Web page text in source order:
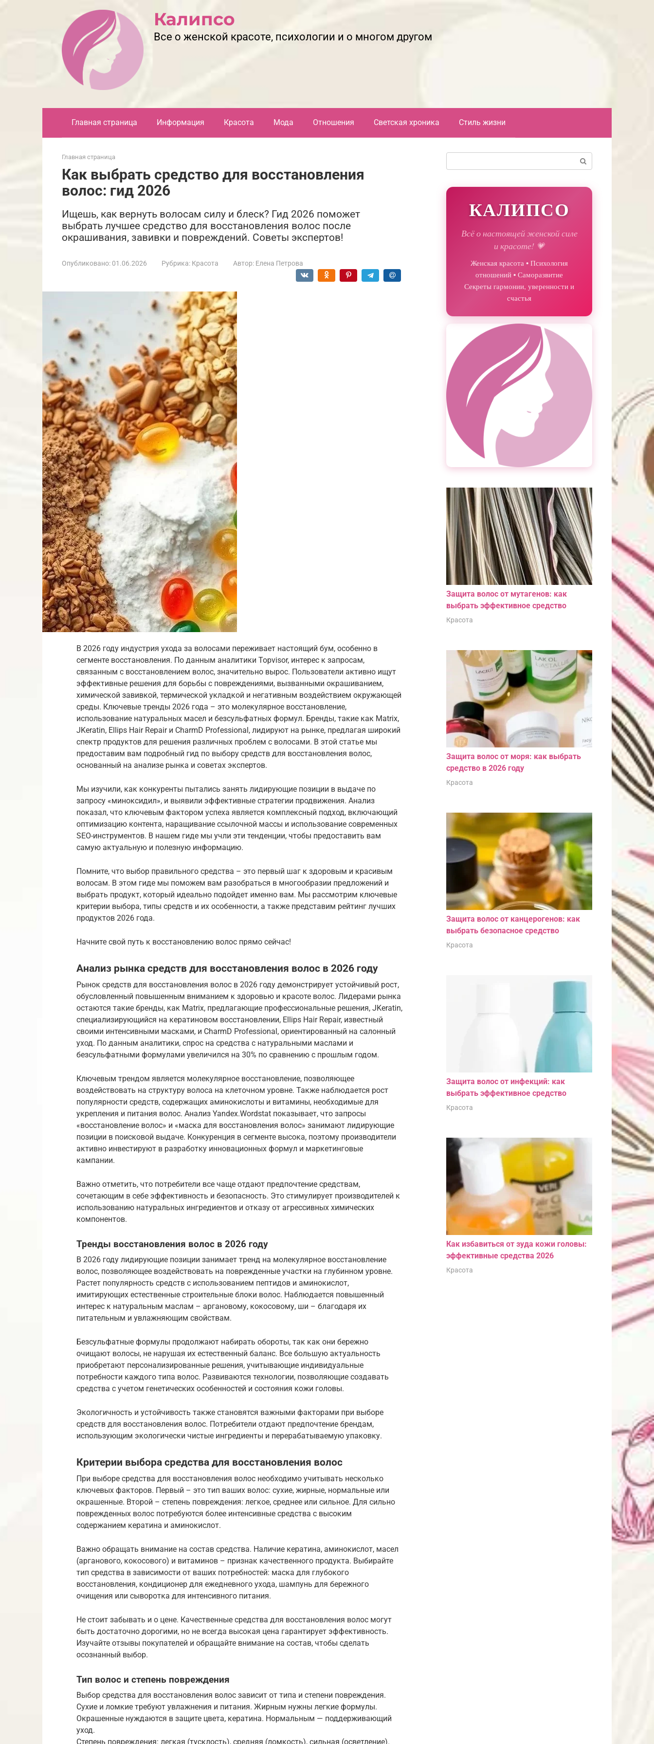
Калипсо
Все о женской красоте, психологии и о многом другом
Главная страница Информация Красота Мода Отношения Светская хроника Стиль жизни
Главная страница
Как выбрать средство для восстановления
волос: гид 2026
Ищешь, как вернуть волосам силу и блеск? Гид 2026 поможет
выбрать лучшее средство для восстановления волос после
окрашивания, завивки и повреждений. Советы экспертов!
Опубликовано: 01.06.2026 Рубрика: Красота Автор: Елена Петрова
В 2026 году индустрия ухода за волосами переживает настоящий бум, особенно в
сегменте восстановления. По данным аналитики Topvisor, интерес к запросам,
связанным с восстановлением волос, значительно вырос. Пользователи активно ищут
эффективные решения для борьбы с повреждениями, вызванными окрашиванием,
химической завивкой, термической укладкой и негативным воздействием окружающей
среды. Ключевые тренды 2026 года – это молекулярное восстановление,
использование натуральных масел и безсульфатных формул. Бренды, такие как Matrix,
JKeratin, Ellips Hair Repair и CharmD Professional, лидируют на рынке, предлагая широкий
спектр продуктов для решения различных проблем с волосами. В этой статье мы
предоставим вам подробный гид по выбору средств для восстановления волос,
основанный на анализе рынка и советах экспертов.
Мы изучили, как конкуренты пытались занять лидирующие позиции в выдаче по
запросу «миноксидил», и выявили эффективные стратегии продвижения. Анализ
показал, что ключевым фактором успеха является комплексный подход, включающий
оптимизацию контента, наращивание ссылочной массы и использование современных
SEO-инструментов. В нашем гиде мы учли эти тенденции, чтобы предоставить вам
самую актуальную и полезную информацию.
Помните, что выбор правильного средства – это первый шаг к здоровым и красивым
волосам. В этом гиде мы поможем вам разобраться в многообразии предложений и
выбрать продукт, который идеально подойдет именно вам. Мы рассмотрим ключевые
критерии выбора, типы средств и их особенности, а также представим рейтинг лучших
продуктов 2026 года.
Начните свой путь к восстановлению волос прямо сейчас!
Анализ рынка средств для восстановления волос в 2026 году
Рынок средств для восстановления волос в 2026 году демонстрирует устойчивый рост,
обусловленный повышенным вниманием к здоровью и красоте волос. Лидерами рынка
остаются такие бренды, как Matrix, предлагающие профессиональные решения, JKeratin,
специализирующийся на кератиновом восстановлении, Ellips Hair Repair, известный
своими интенсивными масками, и CharmD Professional, ориентированный на салонный
уход. По данным аналитики, спрос на средства с натуральными маслами и
безсульфатными формулами увеличился на 30% по сравнению с прошлым годом.
Ключевым трендом является молекулярное восстановление, позволяющее
воздействовать на структуру волоса на клеточном уровне. Также наблюдается рост
популярности средств, содержащих аминокислоты и витамины, необходимые для
укрепления и питания волос. Анализ Yandex.Wordstat показывает, что запросы
«восстановление волос» и «маска для восстановления волос» занимают лидирующие
позиции в поисковой выдаче. Конкуренция в сегменте высока, поэтому производители
активно инвестируют в разработку инновационных формул и маркетинговые
кампании.
Важно отметить, что потребители все чаще отдают предпочтение средствам,
сочетающим в себе эффективность и безопасность. Это стимулирует производителей к
использованию натуральных ингредиентов и отказу от агрессивных химических
компонентов.
Тренды восстановления волос в 2026 году
В 2026 году лидирующие позиции занимает тренд на молекулярное восстановление
волос, позволяющее воздействовать на поврежденные участки на глубинном уровне.
Растет популярность средств с использованием пептидов и аминокислот,
имитирующих естественные строительные блоки волос. Наблюдается повышенный
интерес к натуральным маслам – аргановому, кокосовому, ши – благодаря их
питательным и увлажняющим свойствам.
Безсульфатные формулы продолжают набирать обороты, так как они бережно
очищают волосы, не нарушая их естественный баланс. Все большую актуальность
приобретают персонализированные решения, учитывающие индивидуальные
потребности каждого типа волос. Развиваются технологии, позволяющие создавать
средства с учетом генетических особенностей и состояния кожи головы.
Экологичность и устойчивость также становятся важными факторами при выборе
средств для восстановления волос. Потребители отдают предпочтение брендам,
использующим экологически чистые ингредиенты и перерабатываемую упаковку.
Критерии выбора средства для восстановления волос
При выборе средства для восстановления волос необходимо учитывать несколько
ключевых факторов. Первый – это тип ваших волос: сухие, жирные, нормальные или
окрашенные. Второй – степень повреждения: легкое, среднее или сильное. Для сильно
поврежденных волос потребуются более интенсивные средства с высоким
содержанием кератина и аминокислот.
Важно обращать внимание на состав средства. Наличие кератина, аминокислот, масел
(арганового, кокосового) и витаминов – признак качественного продукта. Выбирайте
тип средства в зависимости от ваших потребностей: маска для глубокого
восстановления, кондиционер для ежедневного ухода, шампунь для бережного
очищения или сыворотка для интенсивного питания.
Не стоит забывать и о цене. Качественные средства для восстановления волос могут
быть достаточно дорогими, но не всегда высокая цена гарантирует эффективность.
Изучайте отзывы покупателей и обращайте внимание на состав, чтобы сделать
осознанный выбор.
Тип волос и степень повреждения
Выбор средства для восстановления волос зависит от типа и степени повреждения.
Сухие и ломкие требуют увлажнения и питания. Жирным нужны легкие формулы.
Окрашенные нуждаются в защите цвета, кератина. Нормальным — поддерживающий
уход.
Степень повреждения: легкая (тусклость), средняя (ломкость), сильная (осветление).
КАЛИПСО
Всё о настоящей женской силе
и красоте! 💗
Женская красота • Психология
отношений • Саморазвитие
Секреты гармонии, уверенности и
счастья
Защита волос от мутагенов: как
выбрать эффективное средство
Красота
Защита волос от моря: как выбрать
средство в 2026 году
Красота
Защита волос от канцерогенов: как
выбрать безопасное средство
Красота
Защита волос от инфекций: как
выбрать эффективное средство
Красота
Как избавиться от зуда кожи головы:
эффективные средства 2026
Красота